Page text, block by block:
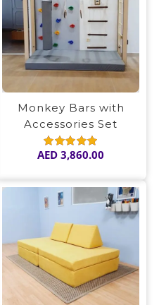
Monkey Bars with
Accessories Set
Rated5.00
AED 3,860.00